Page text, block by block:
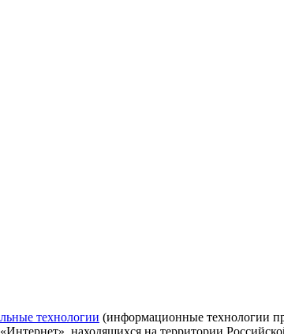
технологии (информационные технологии